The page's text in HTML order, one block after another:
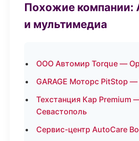
Похожие компании:
и мультимедиа
ООО Автомир Torque —
GARAGE Моторс PitStop —
Техстанция Кар Premium
Севастополь
Сервис-центр AutoCare